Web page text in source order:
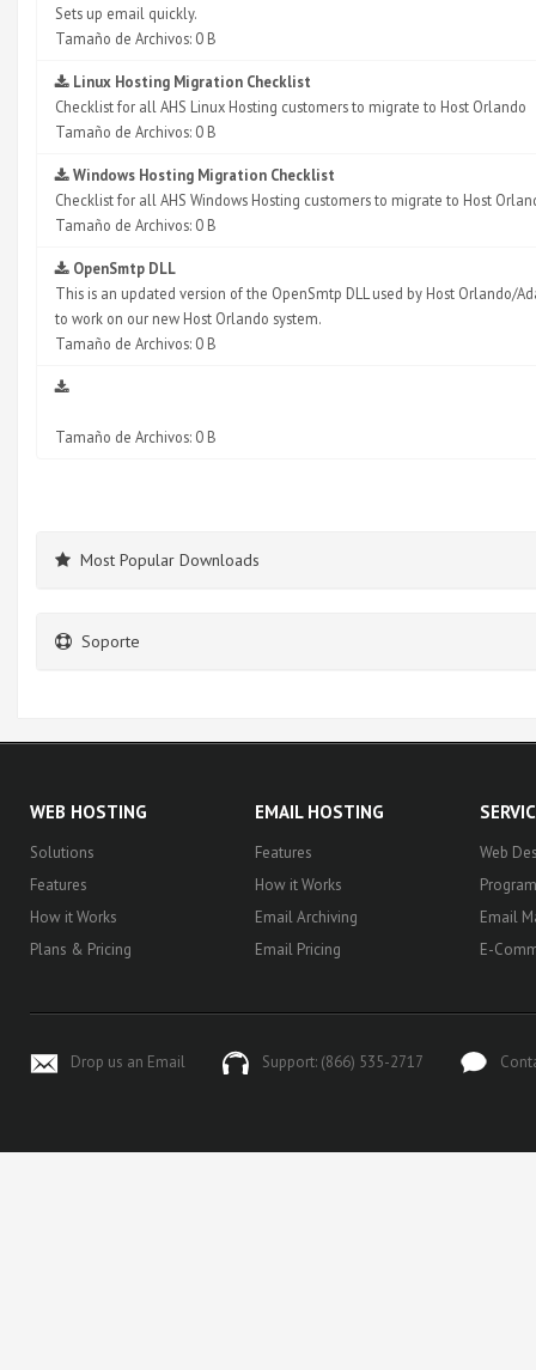
Sets up email quickly.
Tamaño de Archivos: 0 B
Linux Hosting Migration Checklist
Checklist for all AHS Linux Hosting customers to migrate to Host Orlando
Tamaño de Archivos: 0 B
Windows Hosting Migration Checklist
Checklist for all AHS Windows Hosting customers to migrate to Host
Tamaño de Archivos: 0 B
OpenSmtp DLL
This is an updated version of the OpenSmtp DLL used by Host Orlando/
to work on our new Host Orlando system.
Tamaño de Archivos: 0 B
Tamaño de Archivos: 0 B
Most Popular Downloads
Soporte
WEB HOSTING
Solutions
Features
How it Works
Plans & Pricing
EMAIL HOSTING
Features
How it Works
Email Archiving
Email Pricing
Web
Email
E-
Drop us an Email Support: (866) 535-2717